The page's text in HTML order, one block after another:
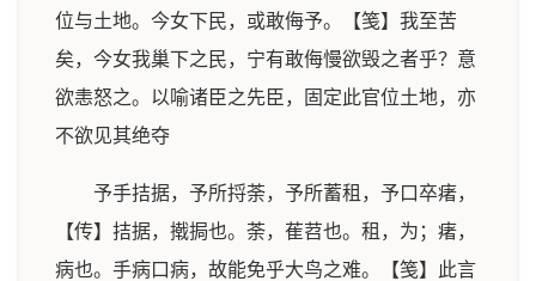
位与土地。今女下民，或敢侮予。【笺】我至苦
矣，今女我巢下之民，宁有敢侮慢欲毁之者乎？意
欲恚怒之。以喻诸臣之先臣，固定此官位土地，亦
不欲见其绝夺
予手拮据，予所捋荼，予所蓄租，予口卒瘏，
【传】拮据，撠挶也。荼，萑苕也。租，为；瘏，
病也。手病口病，故能免乎大鸟之难。【笺】此言